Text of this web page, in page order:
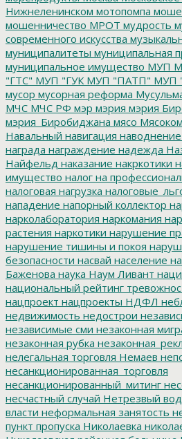
Нижнеленинском мотопомпа
мошенничество МРОТ мудрость
современного искусства
муниципалитеты муниципальная
муниципальное имущество МУП
"ГТС" МУП "ГУК МУП "ПАТП" МУП
мусор мусорная реформа
МЧС МЧС РФ мэр мэрия мэрия
мэрия_Биробиджана мясо
Навальный навигация наводнение
награда награждение надежда
Найфельд наказание накркотики
имущество налог на
налоговая нагрузка
нападение напорный коллектор
нарколаборатория наркомания
растения наркотики нарушение
нарушение тишины и покоя
безопасности насвай население
Баженова наука Наум Ливант
национальный рейтинг
нацпроект нацпроекты НДФЛ
недвижимость недострои
независимые сми незаконная
незаконная рубка
нелегальная торговля Немаев
несанкционированная_торговля
несанкционированный_митинг
несчастный случай Нетрезвый
власти неформальная занятость
пункт пропуска Николаевка